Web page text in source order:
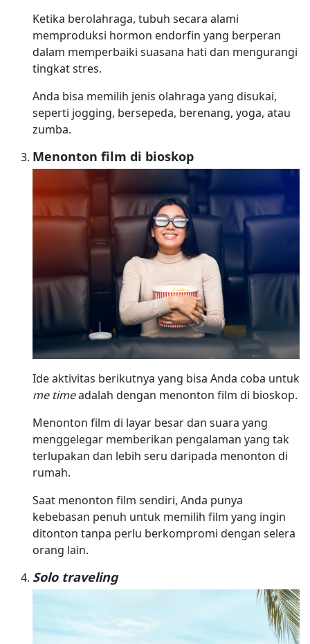
Ketika berolahraga, tubuh secara alami
memproduksi hormon endorfin yang berperan
dalam memperbaiki suasana hati dan mengurangi
tingkat stres.
Anda bisa memilih jenis olahraga yang disukai,
seperti jogging, bersepeda, berenang, yoga, atau
zumba.
Menonton film di bioskop
Ide aktivitas berikutnya yang bisa Anda coba untuk
me timeadalah dengan menonton film di bioskop.
Menonton film di layar besar dan suara yang
menggelegar memberikan pengalaman yang tak
terlupakan dan lebih seru daripada menonton di
rumah.
Saat menonton film sendiri, Anda punya
kebebasan penuh untuk memilih film yang ingin
ditonton tanpa perlu berkompromi dengan selera
orang lain.
Solo traveling